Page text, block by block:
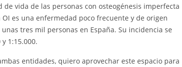
de vida de las personas con osteogénesis imperfecta
es una enfermedad poco frecuente y de origen
tres mil personas en España. Su incidencia se
1:15.000.
entidades, quiero aprovechar este espacio para